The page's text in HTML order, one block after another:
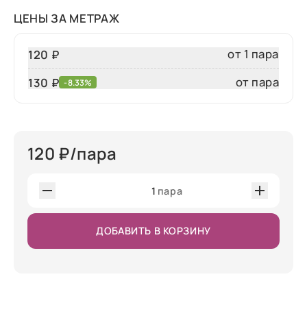
ЦЕНЫ ЗА МЕТРАЖ
120 ₽
от 1 пара
130 ₽ -8.33% от пара
120 ₽/пара
1 пара
ДОБАВИТЬ В КОРЗИНУ